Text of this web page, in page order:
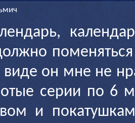
виде он мне не
серии по 6
и